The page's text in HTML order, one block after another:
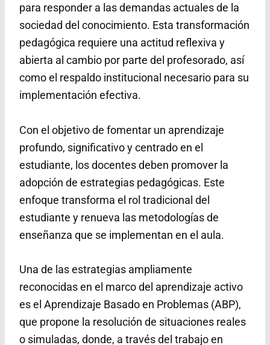
para responder a las demandas actuales de la
sociedad del conocimiento. Esta transformación
pedagógica requiere una actitud reflexiva y
abierta al cambio por parte del profesorado, así
como el respaldo institucional necesario para su
implementación efectiva.
Con el objetivo de fomentar un aprendizaje
profundo, significativo y centrado en el
estudiante, los docentes deben promover la
adopción de estrategias pedagógicas. Este
enfoque transforma el rol tradicional del
estudiante y renueva las metodologías de
enseñanza que se implementan en el aula.
Una de las estrategias ampliamente
reconocidas en el marco del aprendizaje activo
es el Aprendizaje Basado en Problemas (ABP),
que propone la resolución de situaciones reales
o simuladas, donde, a través del trabajo en